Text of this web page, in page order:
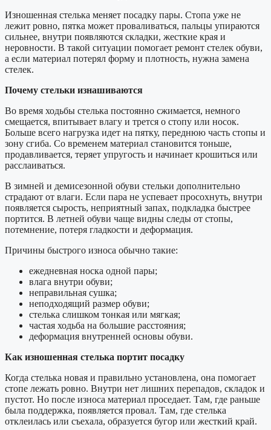
Изношенная стелька меняет посадку пары. Стопа уже не
лежит ровно, пятка может проваливаться, пальцы упираются
сильнее, внутри появляются складки, жесткие края и
неровности. В такой ситуации помогает ремонт стелек обуви,
а если материал потерял форму и плотность, нужна замена
стелек.
Почему стельки изнашиваются
Во время ходьбы стелька постоянно сжимается, немного
смещается, впитывает влагу и трется о стопу или носок.
Больше всего нагрузка идет на пятку, переднюю часть стопы и
зону сгиба. Со временем материал становится тоньше,
продавливается, теряет упругость и начинает крошиться или
расслаиваться.
В зимней и демисезонной обуви стельки дополнительно
страдают от влаги. Если пара не успевает просохнуть, внутри
появляется сырость, неприятный запах, подкладка быстрее
портится. В летней обуви чаще видны следы от стопы,
потемнение, потеря гладкости и деформация.
Причины быстрого износа обычно такие:
ежедневная носка одной пары;
влага внутри обуви;
неправильная сушка;
неподходящий размер обуви;
стелька слишком тонкая или мягкая;
частая ходьба на большие расстояния;
деформация внутренней основы обуви.
Как изношенная стелька портит посадку
Когда стелька новая и правильно установлена, она помогает
стопе лежать ровно. Внутри нет лишних перепадов, складок и
пустот. Но после износа материал проседает. Там, где раньше
была поддержка, появляется провал. Там, где стелька
отклеилась или съехала, образуется бугор или жесткий край.